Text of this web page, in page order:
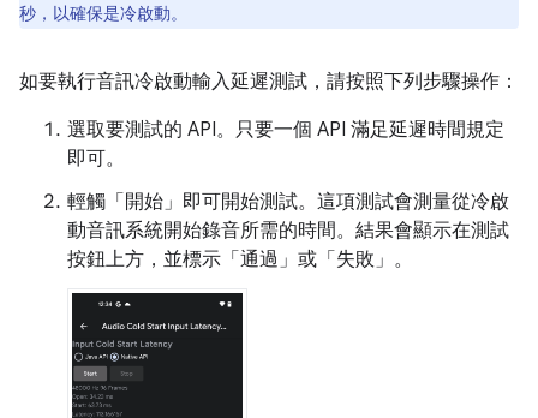
秒，以確保是冷啟動。
如要執行音訊冷啟動輸入延遲測試，請按照下列步驟操作：
選取要測試的 API。只要一個 API 滿足延遲時間規定
即可。
輕觸「開始」 即可開始測試。這項測試會測量從冷啟
動音訊系統開始錄音所需的時間。結果會顯示在測試
按鈕上方，並標示「通過」或「失敗」。